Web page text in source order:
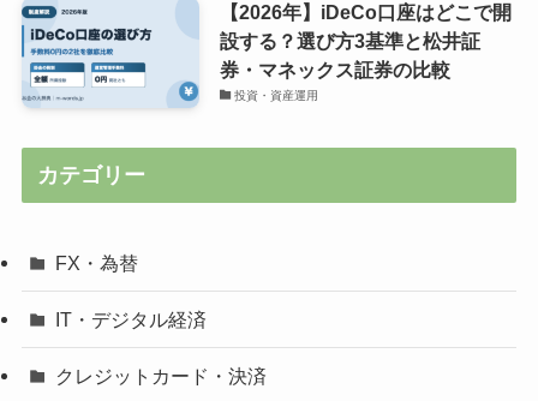
【2026年】iDeCo口座はどこで開
設する？選び方3基準と松井証
券・マネックス証券の比較
投資・資産運用
カテゴリー
FX・為替
IT・デジタル経済
クレジットカード・決済